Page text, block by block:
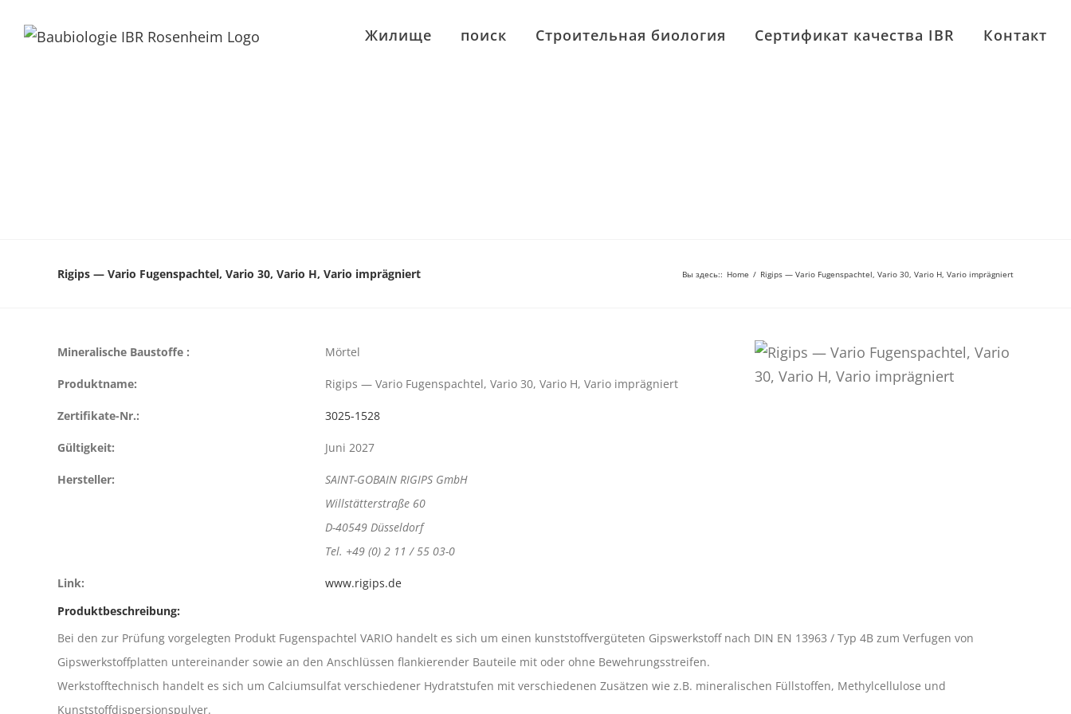
Жилище поиск Строительная биология Сертификат качества IBR Контакт
Rigips — Vario Fugenspachtel, Vario 30, Vario H, Vario imprägniert Вы здесь:: Home / Rigips — Vario Fugenspachtel, Vario 30, Vario H, Vario imprägniert
Mineralische Baustoffe : Mörtel
Produktname: Rigips — Vario Fugenspachtel, Vario 30, Vario H, Vario imprägniert
Zertifikate-Nr.: 3025-1528
Gültigkeit: Juni 2027
Hersteller:
SAINT-GOBAIN RIGIPS GmbH
Willstätterstraße 60
D-40549 Düsseldorf
Tel. +49 (0) 2 11 / 55 03-0
Link:
www.rigips.de
Produktbeschreibung:
Bei den zur Prüfung vorgelegten Produkt Fugenspachtel VARIO handelt es sich um einen kunststoffvergüteten Gipswerkstoff nach DIN EN 13963 / Typ 4B zum Verfugen von
Gipswerkstoffplatten untereinander sowie an den Anschlüssen flankierender Bauteile mit oder ohne Bewehrungsstreifen.
Werkstofftechnisch handelt es sich um Calciumsulfat verschiedener Hydratstufen mit verschiedenen Zusätzen wie z.B. mineralischen Füllstoffen, Methylcellulose und
Kunststoffdispersionspulver.